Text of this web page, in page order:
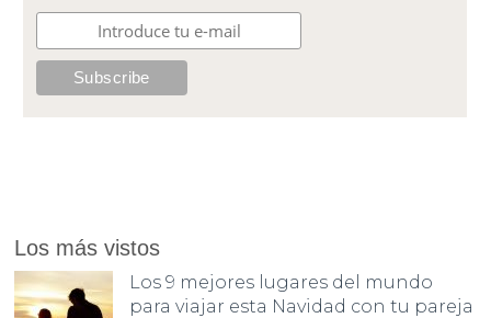
Los más vistos
Los 9 mejores lugares del mundo
para viajar esta Navidad con tu pareja